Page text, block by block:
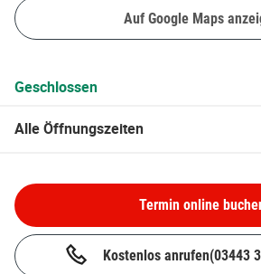
Auf Google Maps
Geschlossen
Alle Öffnungszeiten
Termin online
Kostenlos anrufen(03443